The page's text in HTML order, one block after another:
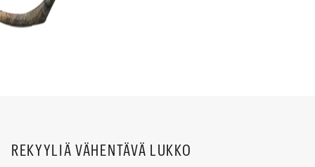
REKYYLIÄ VÄHENTÄVÄ LUKKO